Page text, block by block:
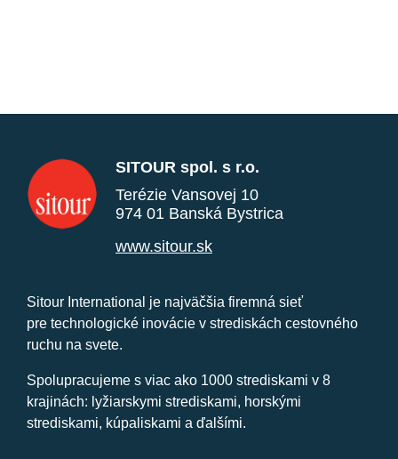
SITOUR spol. s r.o.
Terézie Vansovej 10
974 01 Banská Bystrica
www.sitour.sk
Sitour International je najväčšia firemná sieť
pre technologické inovácie v strediskách cestovného
ruchu na svete.
Spolupracujeme s viac ako 1000 strediskami v 8
krajinách: lyžiarskymi strediskami, horskými
strediskami, kúpaliskami a ďalšími.